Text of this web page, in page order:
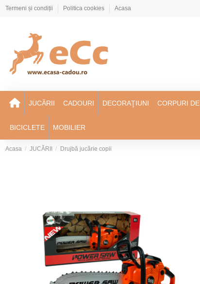
Termeni și condiții Politica cookies Acasa
JUCĂRII CADOURI DECORAŢIUNI CORPURI
BICICLETE MOBILIER
Acasa JUCĂRII Drujbă jucărie copii